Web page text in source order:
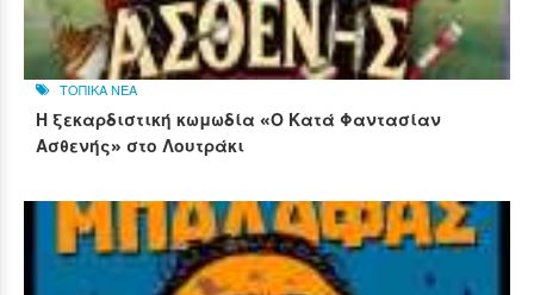
ΤΟΠΙΚΑ ΝΕΑ
Η ξεκαρδιστική κωμωδία «Ο Κατά Φαντασίαν
Ασθενής» στο Λουτράκι